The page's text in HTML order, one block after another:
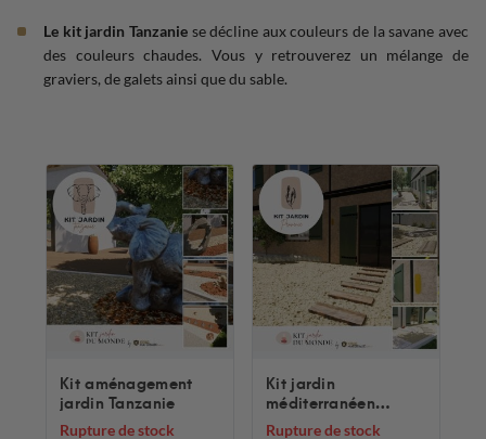
Le kit jardin Tanzaniese décline aux couleurs de la savane avec
des couleurs chaudes. Vous y retrouverez un mélange de
graviers, de galets ainsi que du sable.
Kit aménagement
jardin Tanzanie
Rupture de stock
Kit jardin
méditerranéen
Provence
Rupture de stock